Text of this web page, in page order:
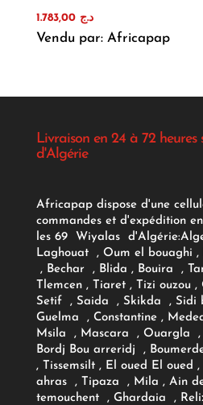
د.ج 1.783,00
Vendu par: Africapap
Livraison en 24 à 72 heures
d'Algérie
Africapap dispose d'une
commandes et d'expédition
les 69 Wiyalas d'Algérie:
Laghouat , Oum el bouaghi ,
, Bechar , Blida , Bouira ,
Tlemcen , Tiaret , Tizi
Setif , Saida , Skikda , Sidi
Guelma , Constantine ,
Msila , Mascara , Ouargla
Bordj Bou arreridj ,
, Tissemsilt , El oued El oued ,
ahras , Tipaza , Mila , Ain
temouchent , Ghardaia ,